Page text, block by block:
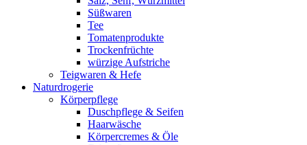
Süßwaren
Tee
Tomatenprodukte
Trockenfrüchte
würzige Aufstriche
Teigwaren & Hefe
Naturdrogerie
Körperpflege
Duschpflege & Seifen
Haarwäsche
Körpercremes & Öle